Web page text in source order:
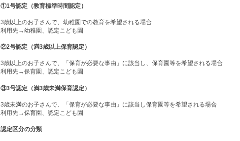
①1号認定（教育標準時間認定）
3歳以上のお子さんで、幼稚園での教育を希望される場合
利用先→幼稚園、認定こども園
②2号認定（満3歳以上保育認定）
3歳以上のお子さんで、「保育が必要な事由」に該当し、保育園等を希望される場合
利用先→保育園、認定こども園
③3号認定（満3歳未満保育認定）
3歳未満のお子さんで、「保育が必要な事由」に該当し保育園等を希望される場合
利用先→保育園、認定こども園
認定区分の分類